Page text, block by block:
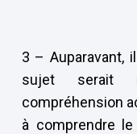
3 – Auparavant,
sujet serait
compréhension
à comprendre